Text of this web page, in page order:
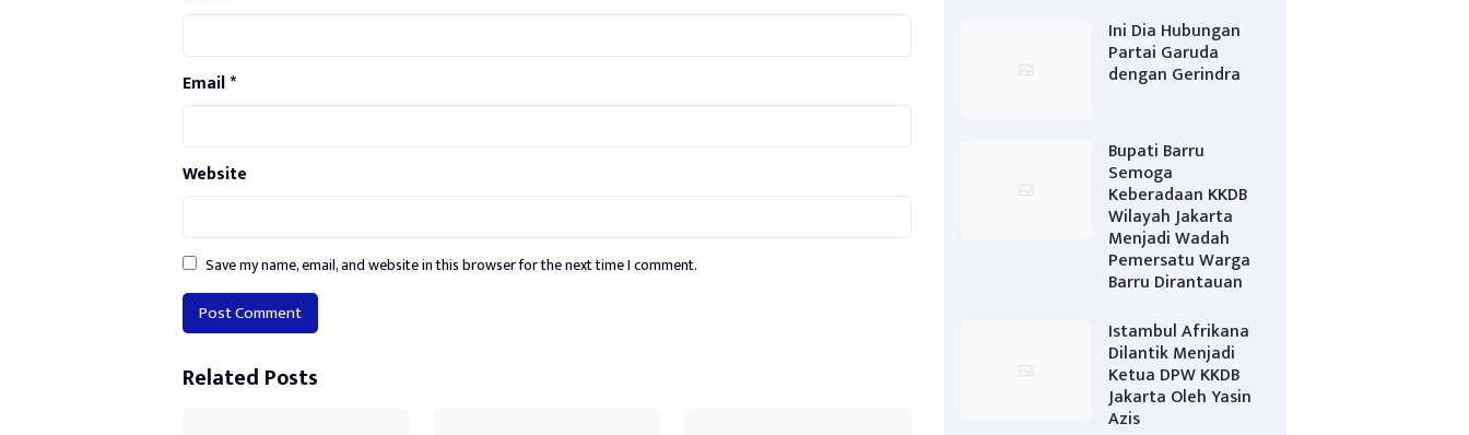
Email*
Website
Save my name, email, and website in this browser for the next time I comment.
Alternative:
Related Posts
Ini Dia Hubungan
Partai Garuda
dengan Gerindra
Bupati Barru
Semoga
Keberadaan KKDB
Wilayah Jakarta
Menjadi Wadah
Pemersatu Warga
Barru Dirantauan
Istambul Afrikana
Dilantik Menjadi
Ketua DPW KKDB
Jakarta Oleh Yasin
Azis